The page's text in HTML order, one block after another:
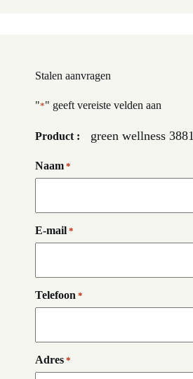
Stalen aanvragen
"*" geeft vereiste velden aan
Product : green wellness 3881
Naam *
E-mail *
Telefoon *
Adres *